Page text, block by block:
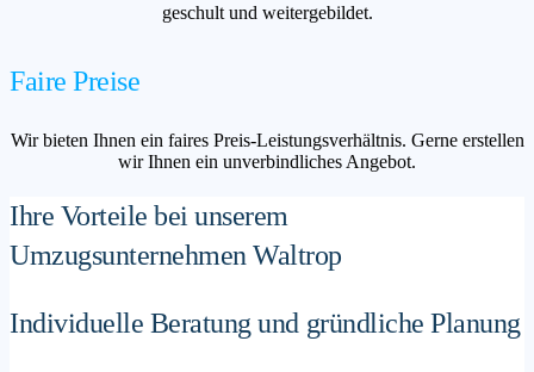
geschult und weitergebildet.
Faire Preise
Wir bieten Ihnen ein faires Preis-Leistungsverhältnis. Gerne erstellen
wir Ihnen ein unverbindliches Angebot.
Ihre Vorteile bei unserem
Umzugsunternehmen Waltrop
Individuelle Beratung und gründliche Planung